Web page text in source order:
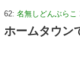
62: 名無しどんぶらこ
ホームタウン